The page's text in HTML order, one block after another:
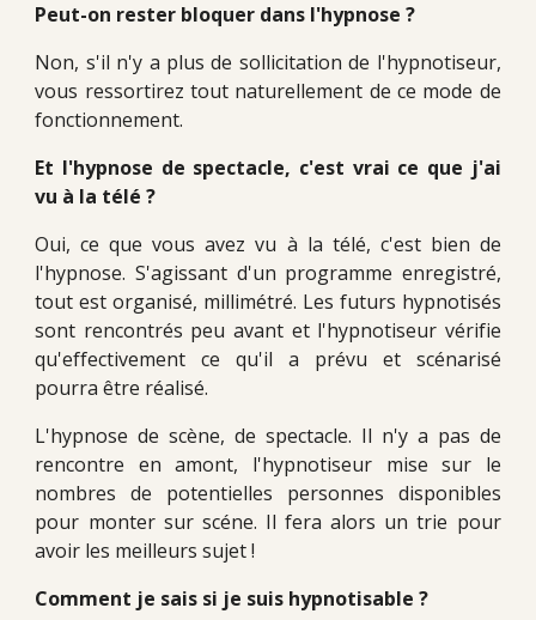
Peut-on rester bloquer dans l'hypnose ?
Non, s'il n'y a plus de sollicitation de l'hypnotiseur,
vous ressortirez tout naturellement de ce mode de
fonctionnement.
Et l'hypnose de spectacle, c'est vrai ce que j'ai
vu à la télé ?
Oui, ce que vous avez vu à la télé, c'est bien de
l'hypnose. S'agissant d'un programme enregistré,
tout est organisé, millimétré. Les futurs hypnotisés
sont rencontrés peu avant et l'hypnotiseur vérifie
qu'effectivement ce qu'il a prévu et scénarisé
pourra être réalisé.
L'hypnose de scène, de spectacle. Il n'y a pas de
rencontre en amont, l'hypnotiseur mise sur le
nombres de potentielles personnes disponibles
pour monter sur scéne. Il fera alors un trie pour
avoir les meilleurs sujet !
Comment je sais si je suis hypnotisable ?